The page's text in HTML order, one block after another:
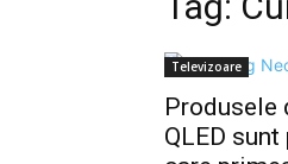
Televizoare
Produsele
QLED